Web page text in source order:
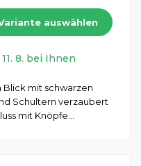
auswählen
8. bei Ihnen
Blick mit schwarzen
Schultern verzaubert
mit Knöpfe...